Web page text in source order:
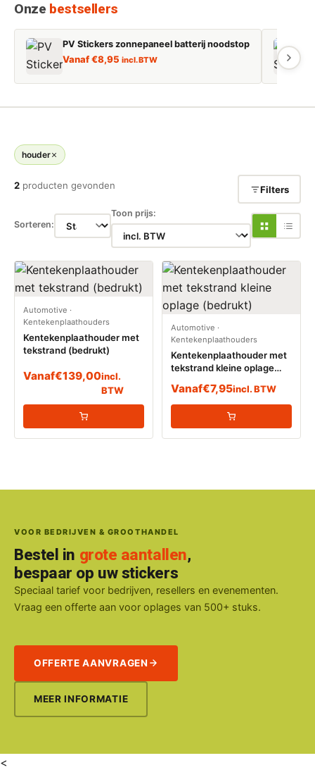
Onze bestsellers
PV Stickers zonnepaneel batterij noodstop
Vanaf€8,95 incl. BTW
houder
2 producten gevonden Filters
Sorteren:
Toon prijs:
Automotive ·
Kentekenplaathouders
Kentekenplaathouder met
tekstrand (bedrukt)
Vanaf€139,00incl.
BTW
Automotive ·
Kentekenplaathouders
Kentekenplaathouder met
tekstrand kleine oplage
Vanaf€7,95incl. BTW
VOOR BEDRIJVEN & GROOTHANDEL
Bestel in grote aantallen,
bespaar op uw stickers
Speciaal tarief voor bedrijven, resellers en evenementen.
Vraag een offerte aan voor oplages van 500+ stuks.
OFFERTE AANVRAGEN
MEER INFORMATIE
<